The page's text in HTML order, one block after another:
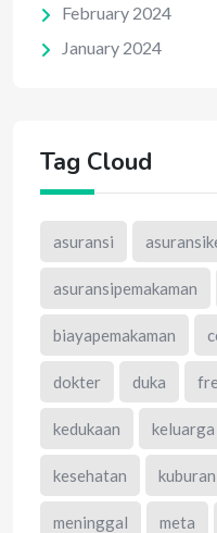
February 2024
January 2024
Tag Cloud
asuransi
asuransipemakaman
biayapemakaman
dokter duka
kedukaan keluarga
kesehatan kuburan
meninggal meta